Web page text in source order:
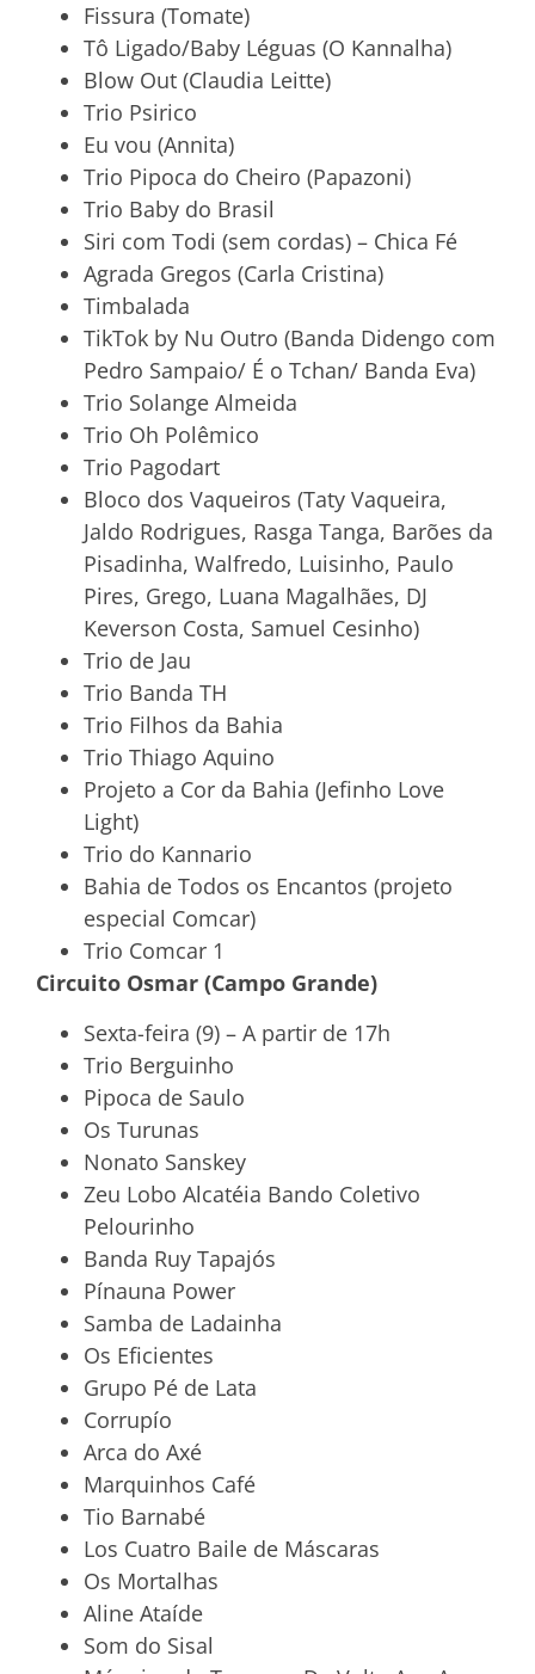
Fissura (Tomate)
Tô Ligado/Baby Léguas (O Kannalha)
Blow Out (Claudia Leitte)
Trio Psirico
Eu vou (Annita)
Trio Pipoca do Cheiro (Papazoni)
Trio Baby do Brasil
Siri com Todi (sem cordas) – Chica Fé
Agrada Gregos (Carla Cristina)
Timbalada
TikTok by Nu Outro (Banda Didengo com
Pedro Sampaio/ É o Tchan/ Banda Eva)
Trio Solange Almeida
Trio Oh Polêmico
Trio Pagodart
Bloco dos Vaqueiros (Taty Vaqueira,
Jaldo Rodrigues, Rasga Tanga, Barões da
Pisadinha, Walfredo, Luisinho, Paulo
Pires, Grego, Luana Magalhães, DJ
Keverson Costa, Samuel Cesinho)
Trio de Jau
Trio Banda TH
Trio Filhos da Bahia
Trio Thiago Aquino
Projeto a Cor da Bahia (Jefinho Love
Light)
Trio do Kannario
Bahia de Todos os Encantos (projeto
especial Comcar)
Trio Comcar 1
Circuito Osmar (Campo Grande)
Sexta-feira (9) – A partir de 17h
Trio Berguinho
Pipoca de Saulo
Os Turunas
Nonato Sanskey
Zeu Lobo Alcatéia Bando Coletivo
Pelourinho
Banda Ruy Tapajós
Pínauna Power
Samba de Ladainha
Os Eficientes
Grupo Pé de Lata
Corrupío
Arca do Axé
Marquinhos Café
Tio Barnabé
Los Cuatro Baile de Máscaras
Os Mortalhas
Aline Ataíde
Som do Sisal